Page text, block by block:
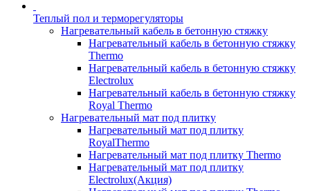
Теплый пол и терморегуляторы
Нагревательный кабель в бетонную стяжку
Нагревательный кабель в бетонную стяжку
Thermo
Нагревательный кабель в бетонную стяжку
Electrolux
Нагревательный кабель в бетонную стяжку
Royal Thermo
Нагревательный мат под плитку
Нагревательный мат под плитку
RoyalThermo
Нагревательный мат под плитку Thermo
Нагревательный мат под плитку
Electrolux(Акция)